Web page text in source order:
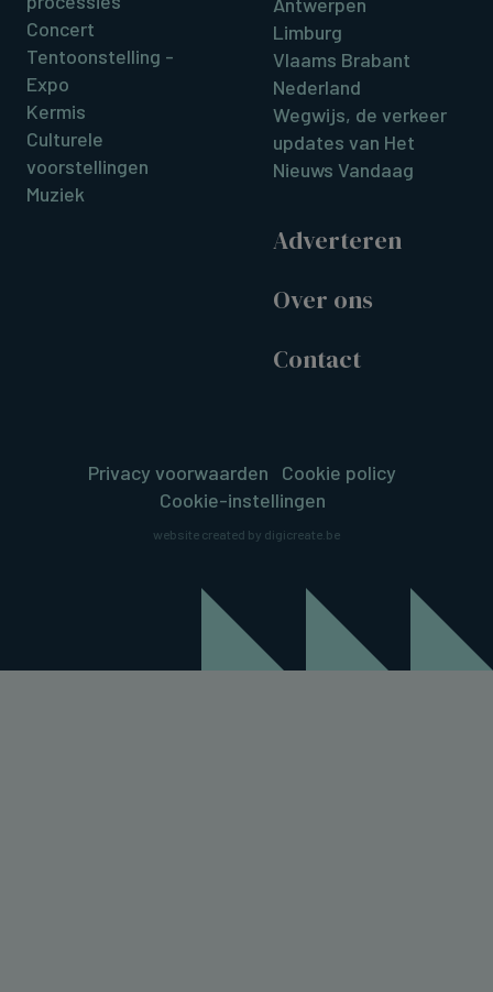
Concert
Tentoonstelling -
Expo
Kermis
Culturele
voorstellingen
Muziek
Limburg
Vlaams Brabant
Nederland
Wegwijs, de verkeer
updates van Het
Nieuws Vandaag
Adverteren
Over ons
Contact
Privacy voorwaarden
Cookie policy
Cookie-instellingen
website created by digicreate.be